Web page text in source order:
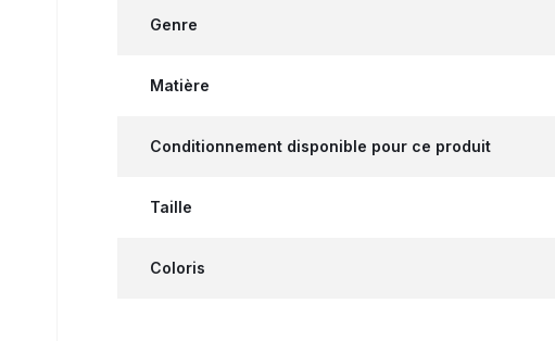
Genre
Matière
Conditionnement disponible pour ce produit
Taille
Coloris